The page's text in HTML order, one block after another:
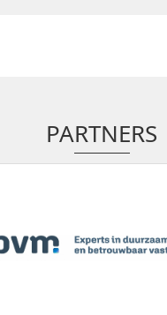
PARTNERS